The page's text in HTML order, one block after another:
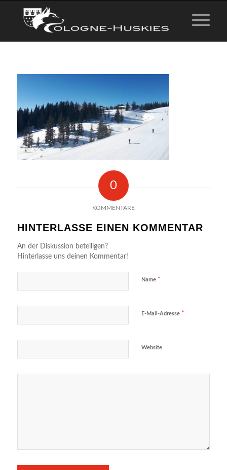
0
KOMMENTARE
HINTERLASSE EINEN KOMMENTAR
An der Diskussion beteiligen?
Hinterlasse uns deinen Kommentar!
Name *
E-Mail-Adresse *
Website